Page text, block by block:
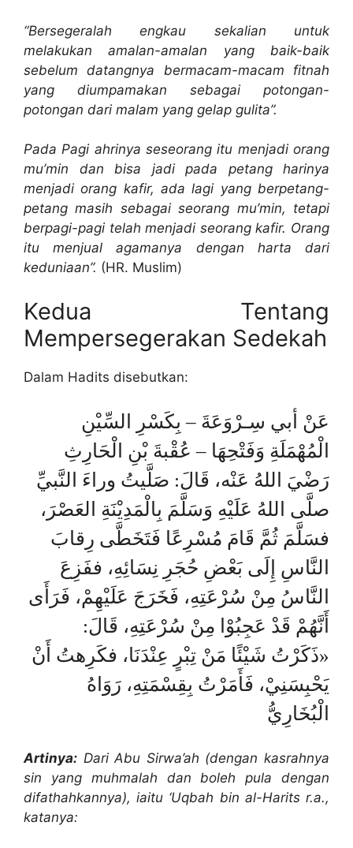
“Bersegeralah engkau sekalian untuk
melakukan amalan-amalan yang baik-baik
sebelum datangnya bermacam-macam fitnah
yang diumpamakan sebagai potongan-
potongan dari malam yang gelap gulita”.
Pada Pagi ahrinya seseorang itu menjadi orang
mu’min dan bisa jadi pada petang harinya
menjadi orang kafir, ada lagi yang berpetang-
petang masih sebagai seorang mu’min, tetapi
berpagi-pagi telah menjadi seorang kafir. Orang
itu menjual agamanya dengan harta dari
keduniaan”. (HR. Muslim)
Kedua Tentang
Mempersegerakan Sedekah
Dalam Hadits disebutkan:
عَنْ أبي سِـرْوَعَةَ – بِكَسْرِ السِّيْنِ
الْمُهْمَلَةِ وَفَتْحِهَا – عُقْبةَ بْنِ الْحَارِثِ
رَضْيَ اللهُ عَنْه، قَالَ: صَلَّيتُ وراءَ النَّبيِّ
صلَّى اللهُ عَلَيْهِ وَسَلَّمَ بِالْمَدِيْنَةِ العَصْرَ،
فسَلَّمَ ثُمَّ قَامَ مُسْرِعًا فَتَخَطَّى رِقابَ
النَّاسِ إِلَى بَعْضِ حُجَرِ نِسَائِهِ، ففَزِعَ
النَّاسُ مِنْ سُرْعَتِهِ، فَخَرَجَ عَلَيْهِمْ، فَرَأَى
أَنَّهُمْ قَدْ عَجِبُوْا مِنْ سُرْعَتِهِ، قَالَ:
«ذَكَرْتُ شَيْئًا مَنْ تِبْرٍ عِنْدَنَا، فكَرِهتُ أَنْ
يَحْبِسَنِيْ، فَأَمَرْتُ بِقِسْمَتِهِ، رَوَاهُ
الْبُخَارِيُّ
Artinya: Dari Abu Sirwa’ah (dengan kasrahnya
sin yang muhmalah dan boleh pula dengan
difathahkannya), iaitu ‘Uqbah bin al-Harits r.a.,
katanya: